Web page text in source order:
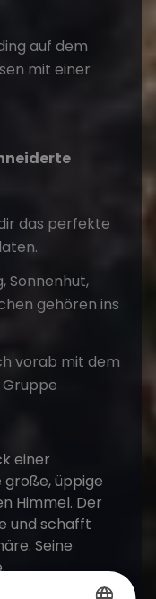
auf dem
mit einer
das perfekte
Sonnenhut,
gehören ins
vorab mit dem
Gruppe